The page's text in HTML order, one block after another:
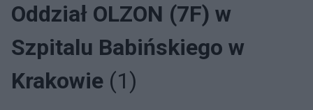
Oddział OLZON (7F) w
Szpitalu Babińskiego w
Krakowie (1)